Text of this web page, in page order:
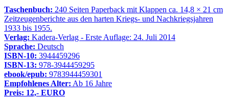
Taschenbuch: 240 Seiten Paperback mit Klappen ca. 14,8 × 21 cm
Zeitzeugenberichte aus den harten Kriegs- und Nachkriegsjahren
1933 bis 1955.
Verlag: Kadera-Verlag - Erste Auflage: 24. Juli 2014
Sprache: Deutsch
ISBN-10: 3944459296
ISBN-13: 978-3944459295
ebook/epub: 9783944459301
Empfohlenes Alter: Ab 16 Jahre
Preis: 12,- EURO